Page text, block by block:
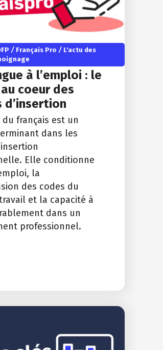
/ Français Pro / L'actu des
à l’emploi : le
coeur des
d’insertion
français est un
dans les
Elle conditionne
la
des codes du
et la capacité à
dans un
professionnel.